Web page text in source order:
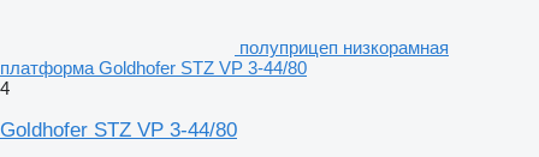
полуприцеп низкорамная
платформа Goldhofer STZ VP 3-44/80
4
Goldhofer STZ VP 3-44/80